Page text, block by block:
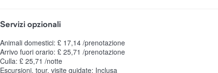
Servizi opzionali
Animali domestici: £ 17,14 /prenotazione
Arrivo fuori orario: £ 25,71 /prenotazione
Culla: £ 25,71 /notte
Escursioni, tour, visite guidate: Inclusa